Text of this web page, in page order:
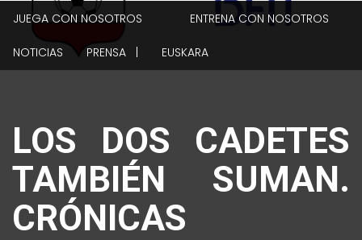
JUEGA CON NOSOTROS ENTRENA CON NOSOTROS
NOTICIAS PRENSA | EUSKARA
LOS DOS CADETES
TAMBIÉN SUMAN.
CRÓNICAS